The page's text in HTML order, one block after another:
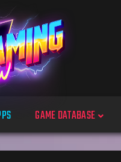
GAME DATABASE
Spiele